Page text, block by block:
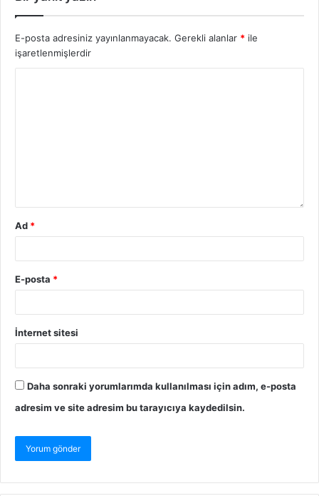
E-posta adresiniz yayınlanmayacak. Gerekli alanlar * ile
işaretlenmişlerdir
Ad *
E-posta *
İnternet sitesi
Daha sonraki yorumlarımda kullanılması için adım, e-posta
adresim ve site adresim bu tarayıcıya kaydedilsin.